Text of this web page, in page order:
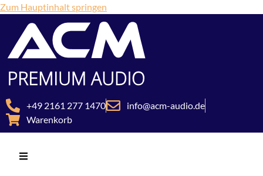
Zum Hauptinhalt springen
+49 2161 277 1470
info@acm-audio.de
Warenkorb